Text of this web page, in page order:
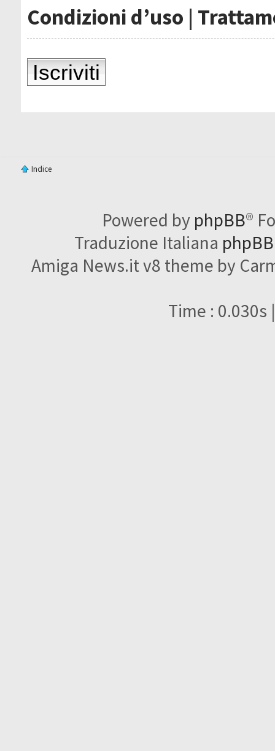
Condizioni d’uso |
Iscriviti
Indice
Powered by phpBB®
Traduzione Italiana
Amiga News.it v8 theme by
Time : 0.030s